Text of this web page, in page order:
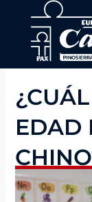
contenido
EDAD